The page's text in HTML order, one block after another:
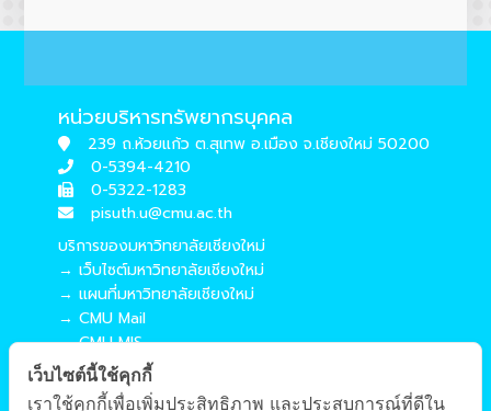
หน่วยบริหารทรัพยากรบุคคล
239 ถ.ห้วยแก้ว ต.สุเทพ อ.เมือง จ.เชียงใหม่ 50200
0-5394-4210
0-5322-1283
pisuth.u@cmu.ac.th
บริการของมหาวิทยาลัยเชียงใหม่
→ เว็บไซต์มหาวิทยาลัยเชียงใหม่
→ แผนที่มหาวิทยาลัยเชียงใหม่
→ CMU Mail
→ CMU MIS
→ CMU SIS
→ CMU WiFi
เว็บไซต์นี้ใช้คุกกี้
เราใช้คุกกี้เพื่อเพิ่มประสิทธิภาพ และประสบการณ์ที่ดีใน